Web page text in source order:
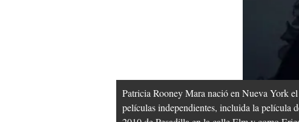
Patricia Rooney Mara nació en Nueva York
películas independientes, incluida la película